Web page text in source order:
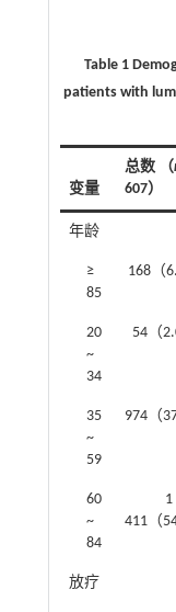
Table 1
patients with
变量
总数 （
607）
年龄
≥
85
168（
20
~
34
54（
35
~
59
974（
60
~
84
1
411（
放疗